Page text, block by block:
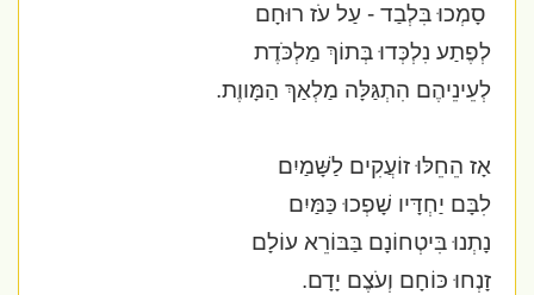
סָמְכוּ בִּלְבַד - עַל עֹז רוּחָם
לְפֶתַע נִלְכְּדוּ בְּתוֹךְ מַלְכֹּדֶת
לְעֵינֵיהֶם הִתְגַּלָּה מַלְאַךְ הַמָּווֶת.
אָז הֵחֵלּוּ זוֹעֲקִים לַשָּׁמַיִם
לִבָּם יַחְדָּיו שָׁפְכוּ כַּמַּיִם
נָתְנוּ בִּיטְחוֹנָם בַּבּוֹרֵא עוֹלָם
זָנְחוּ כּוֹחָם וְעֹצֶם יָדָם.